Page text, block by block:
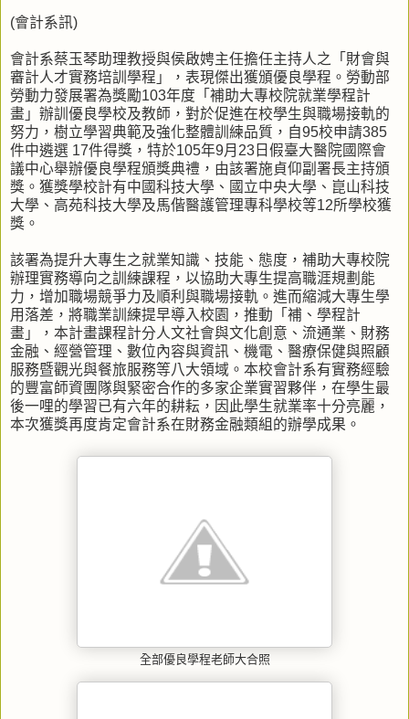
(會計系訊)
會計系蔡玉琴助理教授與侯啟娉主任擔任主持人之「財會與
審計人才實務培訓學程」，表現傑出獲頒優良學程。勞動部
勞動力發展署為獎勵103年度「補助大專校院就業學程計
畫」辦訓優良學校及教師，對於促進在校學生與職場接軌的
努力，樹立學習典範及強化整體訓練品質，自95校申請385
件中遴選 17件得獎，特於105年9月23日假臺大醫院國際會
議中心舉辦優良學程頒獎典禮，由該署施貞仰副署長主持頒
獎。獲獎學校計有中國科技大學、國立中央大學、崑山科技
大學、高苑科技大學及馬偕醫護管理專科學校等12所學校獲
獎。
該署為提升大專生之就業知識、技能、態度，補助大專校院
辦理實務導向之訓練課程，以協助大專生提高職涯規劃能
力，增加職場競爭力及順利與職場接軌。進而縮減大專生學
用落差，將職業訓練提早導入校園，推動「補、學程計
畫」，本計畫課程計分人文社會與文化創意、流通業、財務
金融、經營管理、數位內容與資訊、機電、醫療保健與照顧
服務暨觀光與餐旅服務等八大領域。本校會計系有實務經驗
的豐富師資團隊與緊密合作的多家企業實習夥伴，在學生最
後一哩的學習已有六年的耕耘，因此學生就業率十分亮麗，
本次獲獎再度肯定會計系在財務金融類組的辦學成果。
全部優良學程老師大合照